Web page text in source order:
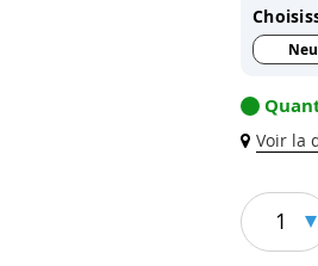
Voir la
1